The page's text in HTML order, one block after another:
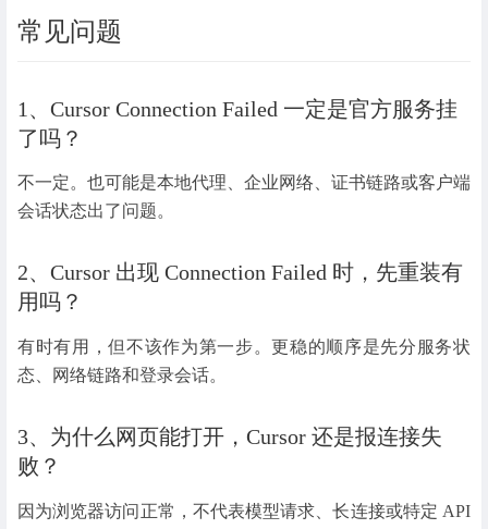
常见问题
1、Cursor Connection Failed 一定是官方服务挂
了吗？
不一定。也可能是本地代理、企业网络、证书链路或客户端
会话状态出了问题。
2、Cursor 出现 Connection Failed 时，先重装有
用吗？
有时有用，但不该作为第一步。更稳的顺序是先分服务状
态、网络链路和登录会话。
3、为什么网页能打开，Cursor 还是报连接失
败？
因为浏览器访问正常，不代表模型请求、长连接或特定 API